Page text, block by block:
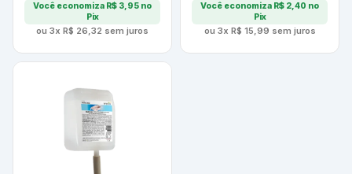
Você economiza R$ 3,95 no
Pix
ou 3x R$ 26,32 sem juros
Você economiza R$ 2,40 no
Pix
ou 3x R$ 15,99 sem juros